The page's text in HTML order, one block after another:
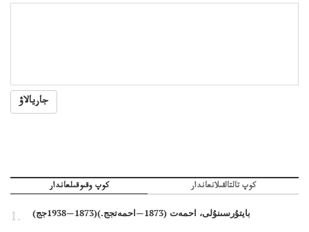
جاريالاۋ
كوپ وقىوقىلعاندار كوپ تالتالقىلانعاندار
بايتۇرسىنۇلى، احمەت (1873—احمەتجج.)(1873—1938جج)